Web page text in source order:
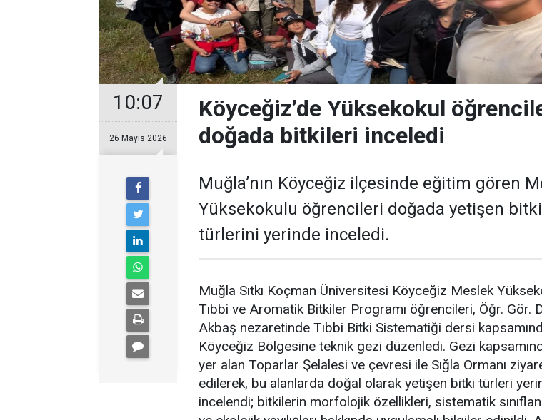
10:07
26 Mayıs 2026
Köyceğiz’de Yüksekokul
doğada bitkileri inceledi
Muğla’nın Köyceğiz ilçesinde eğitim gören
Yüksekokulu öğrencileri doğada yetişen bitki
türlerini yerinde inceledi.
Muğla Sıtkı Koçman Üniversitesi Köyceğiz Meslek
Tıbbi ve Aromatik Bitkiler Programı öğrencileri, Öğr. Gör.
Akbaş nezaretinde Tıbbi Bitki Sistematiği dersi
Köyceğiz Bölgesine teknik gezi düzenledi. Gezi
yer alan Toparlar Şelalesi ve çevresi ile Sığla Ormanı
edilerek, bu alanlarda doğal olarak yetişen bitki türleri
incelendi; bitkilerin morfolojik özellikleri, sistematik